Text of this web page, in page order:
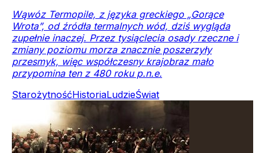
Wąwóz Termopile, z języka greckiego „Gorące
Wrota”, od źródła termalnych wód, dziś wygląda
zupełnie inaczej. Przez tysiąclecia osady rzeczne i
zmiany poziomu morza znacznie poszerzyły
przesmyk, więc współczesny krajobraz mało
przypomina ten z 480 roku p.n.e.
StarożytnośćHistoriaLudzieŚwiat